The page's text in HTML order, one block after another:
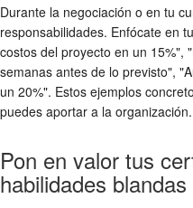
Durante la negociación o en tu
responsabilidades. Enfócate en
costos del proyecto en un 15%",
semanas antes de lo previsto",
un 20%". Estos ejemplos
puedes aportar a la organización.
Pon en valor tus
habilidades blandas